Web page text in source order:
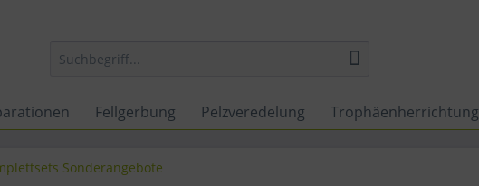
Fellgerbung Pelzveredelung Trophäenherrichtung
Sonderangebote